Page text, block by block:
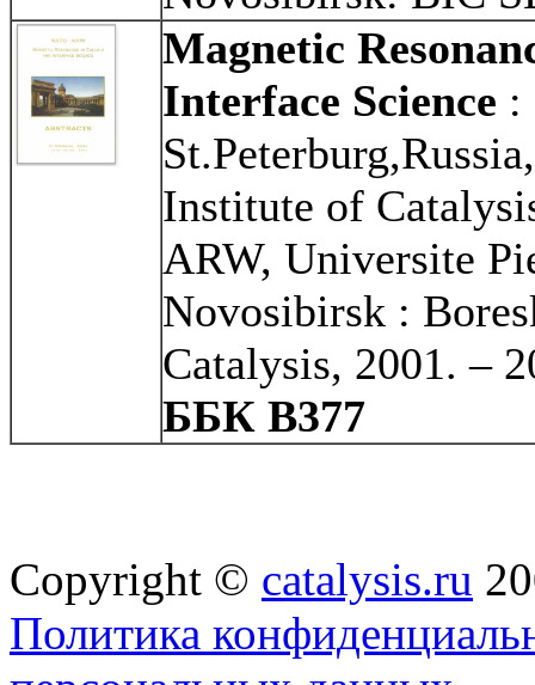
Magnetic
Interface Science :
Institute of
ARW, Universite
Novosibirsk :
Catalysis, 2001. –
ББК B377
Copyright © catalysis.ru
Политика